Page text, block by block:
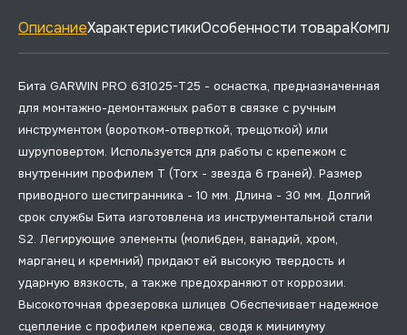
ОписаниеХарактеристикиОсобенности товара
Бита GARWIN PRO 631025-T25 - оснастка, предназначенная
для монтажно-демонтажных работ в связке с ручным
инструментом (воротком-отверткой, трещоткой) или
шуруповертом. Используется для работы с крепежом с
внутренним профилем T (Torx - звезда 6 граней). Размер
приводного шестигранника - 10 мм. Длина - 30 мм. Долгий
срок службы Бита изготовлена из инструментальной стали
S2. Легирующие элементы (молибден, ванадий, хром,
марганец и кремний) придают ей высокую твердость и
ударную вязкость, а также предохраняют от коррозии.
Высокоточная фрезеровка шлицев Обеспечивает надежное
сцепление с профилем крепежа, сводя к минимуму